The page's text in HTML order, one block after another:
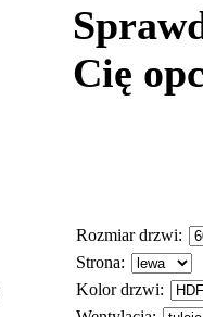
Cię
Rozmiar drzwi:
Strona:
Kolor drzwi: